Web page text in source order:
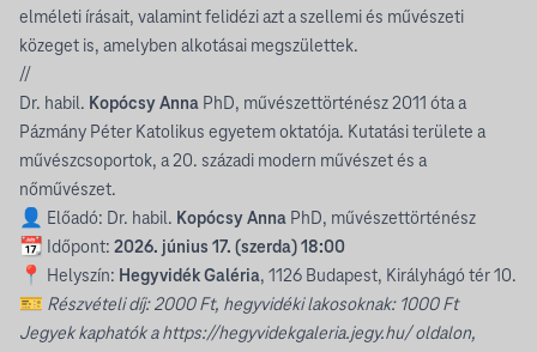
elméleti írásait, valamint felidézi azt a szellemi és művészeti
közeget is, amelyben alkotásai megszülettek.
//
Dr. habil. Kopócsy Anna PhD, művészettörténész 2011 óta a
Pázmány Péter Katolikus egyetem oktatója. Kutatási területe a
művészcsoportok, a 20. századi modern művészet és a
nőművészet.
👤 Előadó: Dr. habil. Kopócsy Anna PhD, művészettörténész
📆 Időpont: 2026. június 17. (szerda) 18:00
📍 Helyszín: Hegyvidék Galéria, 1126 Budapest, Királyhágó tér 10.
🎫 Részvételi díj: 2000 Ft, hegyvidéki lakosoknak: 1000 Ft
Jegyek kaphatók ahttps://hegyvidekgaleria.jegy.hu/oldalon,